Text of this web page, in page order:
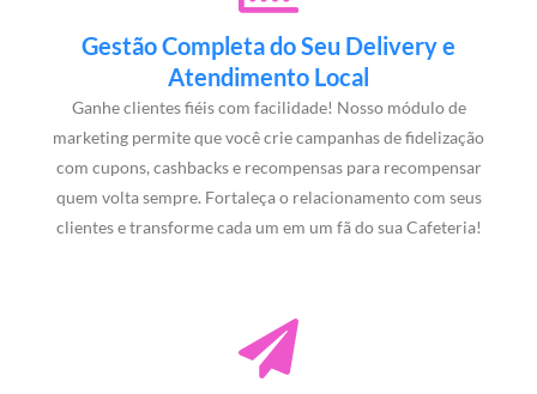
Gestão Completa do Seu Delivery e
Atendimento Local
Ganhe clientes fiéis com facilidade! Nosso módulo de
marketing permite que você crie campanhas de fidelização
com cupons, cashbacks e recompensas para recompensar
quem volta sempre. Fortaleça o relacionamento com seus
clientes e transforme cada um em um fã do sua Cafeteria!